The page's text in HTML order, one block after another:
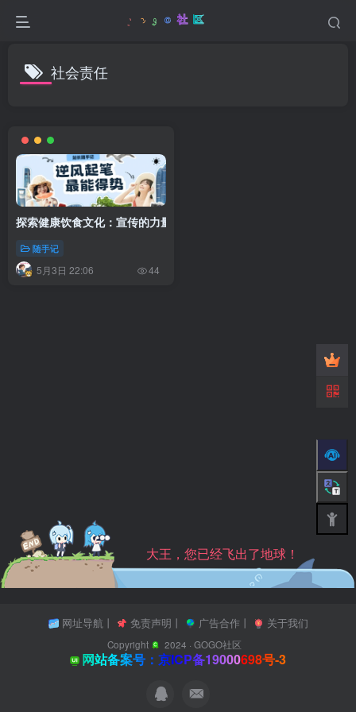
社会责任
探索健康饮食文化：宣传的力量与实践之道
随手记
5月3日 22:06 44
大王，您已经飞出了地球！
网址导航 丨 免责声明 丨 广告合作丨 关于我们
Copyright 2024 ·GOGO社区
网站备案号：京ICP备19000698号-3